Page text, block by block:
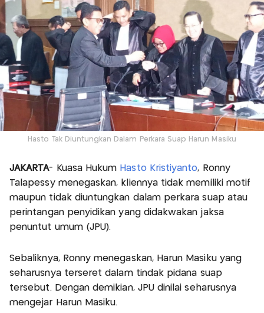
Hasto Tak Diuntungkan Dalam Perkara Suap Harun Masiku
JAKARTA- Kuasa Hukum Hasto Kristiyanto, Ronny
Talapessy menegaskan, kliennya tidak memiliki motif
maupun tidak diuntungkan dalam perkara suap atau
perintangan penyidikan yang didakwakan jaksa
penuntut umum (JPU).
Sebaliknya, Ronny menegaskan, Harun Masiku yang
seharusnya terseret dalam tindak pidana suap
tersebut. Dengan demikian, JPU dinilai seharusnya
mengejar Harun Masiku.